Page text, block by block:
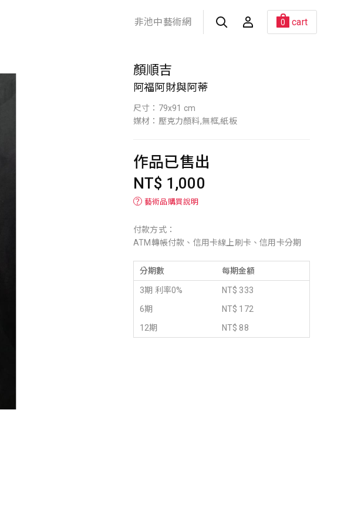
非池中藝術網 0 cart
顏順吉
阿福阿財與阿蒂
尺寸：79x91 cm
媒材：壓克力顏料,無框,紙板
作品已售出
NT$ 1,000
？ 藝術品購買說明
付款方式：
ATM轉帳付款、信用卡線上刷卡、信用卡分期
分期數 每期金額
3期 利率0%
NT$ 333
6期
NT$ 172
12期
NT$ 88